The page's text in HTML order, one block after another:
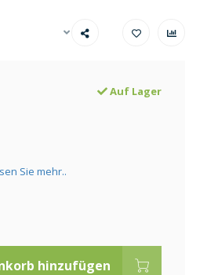
Auf Lager
Sie mehr..
hinzufügen